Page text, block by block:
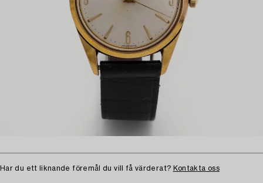
Har du ett liknande föremål du vill få värderat? Kontakta oss